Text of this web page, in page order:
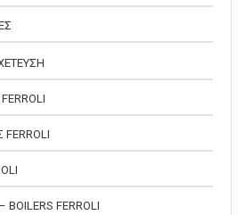
FERROLI